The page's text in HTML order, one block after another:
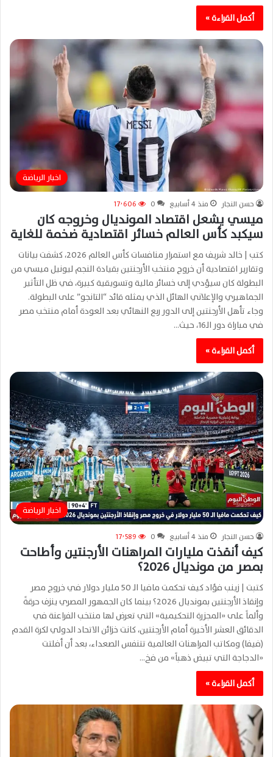
أكمل القراءة »
اخبار الرياضة
حسن النجار منذ 4 أسابيع 0 17٬606
ميسي يشعل اقتصاد المونديال وخروجه كان
سيكبد كأس العالم خسائر اقتصادية ضخمة للغاية
كتب | خالد شريف مع استمرار منافسات كأس العالم 2026، كشفت بيانات
وتقارير اقتصادية أن خروج منتخب الأرجنتين بقيادة النجم ليونيل ميسي من
البطولة كان سيؤدي إلى خسائر مالية وتسويقية كبيرة، في ظل التأثير
الجماهيري والإعلاني الهائل الذي يمثله قائد “التانجو” على البطولة.
وجاء تأهل الأرجنتين إلى الدور ربع النهائي بعد العودة أمام منتخب مصر
في مباراة دور الـ16، حيث…
أكمل القراءة »
اخبار الرياضة
حسن النجار منذ 4 أسابيع 0 17٬589
كيف أنقذت مليارات المراهنات الأرجنتين وأطاحت
بمصر من مونديال 2026؟
كتبت | زينب فؤاد كيف تحكمت مافيا الـ 50 مليار دولار في خروج مصر
وإنقاذ الأرجنتين بمونديال 2026؟ بينما كان الجمهور المصري ينزف حرقةً
وألماً على «المجزرة التحكيمية» التي تعرض لها منتخب الفراعنة في
الدقائق العشر الأخيرة أمام الأرجنتين، كانت خزائن الاتحاد الدولي لكرة القدم
(فيفا) ومكاتب المراهنات العالمية تتنفس الصعداء، بعد أن أفلتت
«الدجاجة التي تبيض ذهباً» من فخ…
أكمل القراءة »